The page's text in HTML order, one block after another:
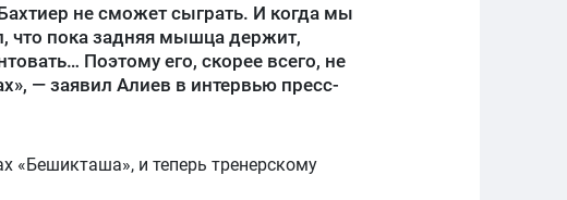
не сможет сыграть. И когда мы
что пока задняя мышца держит,
Поэтому его, скорее всего, не
— заявил Алиев в интервью пресс-
«Бешикташа», и теперь тренерскому